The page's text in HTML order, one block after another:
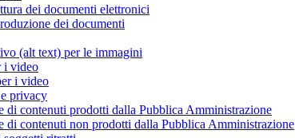
dei documenti elettronici
dei documenti
(alt text) per le immagini
i video
i video
privacy
di contenuti prodotti dalla Pubblica Amministrazione
di contenuti non prodotti dalla Pubblica Amministrazione